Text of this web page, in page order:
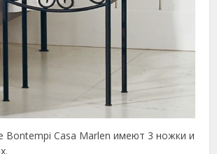
Bontempi Casa Marlen имеют 3 ножки и